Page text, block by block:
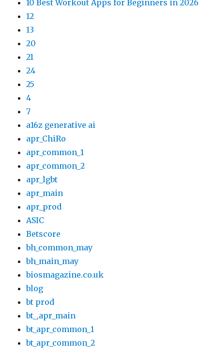
10 Best Workout Apps for Beginners in 2026
12
13
20
21
24
25
4
7
a16z generative ai
apr_ChiRo
apr_common_1
apr_common_2
apr_lgbt
apr_main
apr_prod
ASIC
Betscore
bh_common_may
bh_main_may
biosmagazine.co.uk
blog
bt prod
bt_,apr_main
bt_apr_common_1
bt_apr_common_2